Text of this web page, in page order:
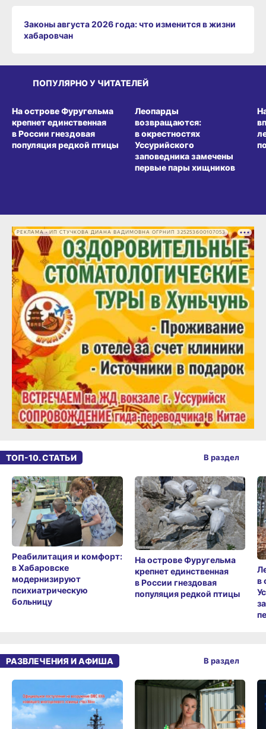
Законы августа 2026 года: что изменится в жизни
хабаровчан
ПОПУЛЯРНО У ЧИТАТЕЛЕЙ
На острове Фуругельма
крепнет единственная
в России гнездовая
популяция редкой птицы
Леопарды
возвращаются:
в окрестностях
Уссурийского
заповедника замечены
первые пары хищников
РЕКЛАМА • ИП СТУЧКОВА ДИАНА ВАДИМОВНА ОГРНИП 325253600107053
ТОП-10. СТАТЬИ
Реабилитация и комфорт:
в Хабаровске
модернизируют
психиатрическую
больницу
На острове Фуругельма
крепнет единственная
в России гнездовая
популяция редкой птицы
в
В раздел
РАЗВЛЕЧЕНИЯ И АФИША В раздел